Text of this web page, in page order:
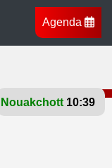
Agenda
Bruxelles
Nouakchott 28°